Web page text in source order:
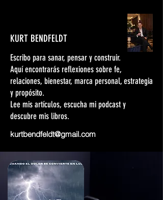
KURT BENDFELDT
Escribo para sanar, pensar y construir.
Aquí encontrarás reflexiones sobre fe,
relaciones, bienestar, marca personal, estrategia
y propósito.
Lee mis artículos, escucha mi podcast y
descubre mis libros.
kurtbendfeldt@gmail.com